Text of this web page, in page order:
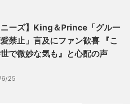
ニーズ】King＆Prince「グルー
禁止」言及にファン歓喜 『こ
で微妙な気も』と心配の声
6/25